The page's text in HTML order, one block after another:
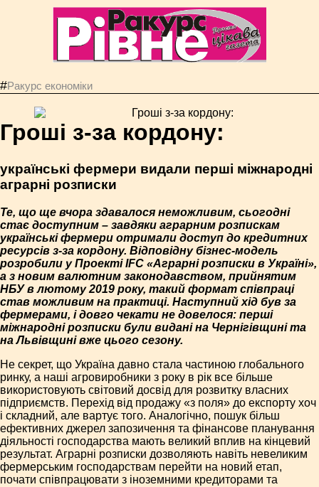
#Ракурс економiки
Гроші з-за кордону:
українські фермери видали перші міжнародні
аграрні розписки
Те, що ще вчора здавалося неможливим, сьогодні
стає доступним – завдяки аграрним розпискам
українські фермери отримали доступ до кредитних
ресурсів з-за кордону. Відповідну бізнес-модель
розробили у Проекті IFC «Аграрні розписки в Україні»,
а з новим валютним законодавством, прийнятим
НБУ в лютому 2019 року, такий формат співпраці
став можливим на практиці. Наступний хід був за
фермерами, і довго чекати не довелося: перші
міжнародні розписки були видані на Чернігівщині та
на Львівщині вже цього сезону.
Не секрет, що Україна давно стала частиною глобального
ринку, а наші агровиробники з року в рік все більше
використовують світовий досвід для розвитку власних
підприємств. Перехід від продажу «з поля» до експорту хоч
і складний, але вартує того. Аналогічно, пошук більш
ефективних джерел запозичення та фінансове планування
діяльності господарства мають великий вплив на кінцевий
результат. Аграрні розписки дозволяють навіть невеликим
фермерським господарствам перейти на новий етап,
почати співпрацювати з іноземними кредиторами та